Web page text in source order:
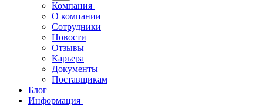
Компания
О компании
Сотрудники
Новости
Отзывы
Карьера
Документы
Поставщикам
Блог
Информация